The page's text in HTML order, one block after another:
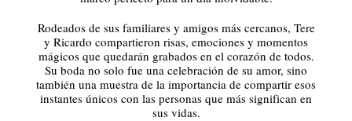
Rodeados de sus familiares y amigos más cercanos, Tere
y Ricardo compartieron risas, emociones y momentos
mágicos que quedarán grabados en el corazón de todos.
Su boda no solo fue una celebración de su amor, sino
también una muestra de la importancia de compartir esos
instantes únicos con las personas que más significan en
sus vidas.